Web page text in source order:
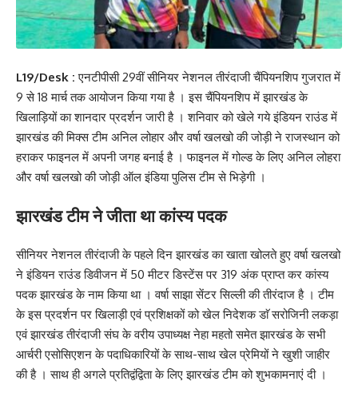
L19/Desk : एनटीपीसी 29वीं सीनियर नेशनल तीरंदाजी चैंपियनशिप गुजरात में
9 से 18 मार्च तक आयोजन किया गया है । इस चैंपियनशिप में झारखंड के
खिलाड़ियों का शानदार प्रदर्शन जारी है । शनिवार को खेले गये इंडियन राउंड में
झारखंड की मिक्स टीम अनिल लोहार और वर्षा खलखो की जोड़ी ने राजस्थान को
हराकर फाइनल में अपनी जगह बनाई है । फाइनल में गोल्ड के लिए अनिल लोहरा
और वर्षा खलखो की जोड़ी ऑल इंडिया पुलिस टीम से भिड़ेगी ।
झारखंड टीम ने जीता था कांस्य पदक
सीनियर नेशनल तीरंदाजी के पहले दिन झारखंड का खाता खोलते हुए वर्षा खलखो
ने इंडियन राउंड डिवीजन में 50 मीटर डिस्टेंस पर 319 अंक प्राप्त कर कांस्य
पदक झारखंड के नाम किया था । वर्षा साझा सेंटर सिल्ली की तीरंदाज है । टीम
के इस प्रदर्शन पर खिलाड़ी एवं प्रशिक्षकों को खेल निदेशक डाॅ सरोजिनी लकड़ा
एवं झारखंड तीरंदाजी संघ के वरीय उपाध्यक्ष नेहा महतो समेत झारखंड के सभी
आर्चरी एसोसिएशन के पदाधिकारियों के साथ-साथ खेल प्रेमियों ने खुशी जाहीर
की है । साथ ही अगले प्रतिद्वंद्विता के लिए झारखंड टीम को शुभकामनाएं दी ।